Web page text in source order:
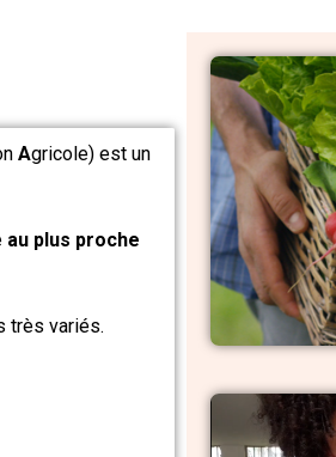
Agricole) est un
au plus proche
très variés.